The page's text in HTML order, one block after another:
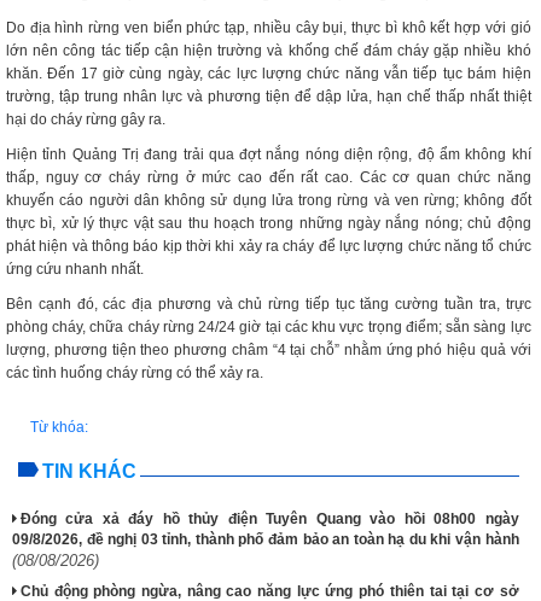
Do địa hình rừng ven biển phức tạp, nhiều cây bụi, thực bì khô kết hợp với gió
lớn nên công tác tiếp cận hiện trường và khống chế đám cháy gặp nhiều khó
khăn. Đến 17 giờ cùng ngày, các lực lượng chức năng vẫn tiếp tục bám hiện
trường, tập trung nhân lực và phương tiện để dập lửa, hạn chế thấp nhất thiệt
hại do cháy rừng gây ra.
Hiện tỉnh Quảng Trị đang trải qua đợt nắng nóng diện rộng, độ ẩm không khí
thấp, nguy cơ cháy rừng ở mức cao đến rất cao. Các cơ quan chức năng
khuyến cáo người dân không sử dụng lửa trong rừng và ven rừng; không đốt
thực bì, xử lý thực vật sau thu hoạch trong những ngày nắng nóng; chủ động
phát hiện và thông báo kịp thời khi xảy ra cháy để lực lượng chức năng tổ chức
ứng cứu nhanh nhất.
Bên cạnh đó, các địa phương và chủ rừng tiếp tục tăng cường tuần tra, trực
phòng cháy, chữa cháy rừng 24/24 giờ tại các khu vực trọng điểm; sẵn sàng lực
lượng, phương tiện theo phương châm “4 tại chỗ” nhằm ứng phó hiệu quả với
các tình huống cháy rừng có thể xảy ra.
Từ khóa:
TIN KHÁC
Đóng cửa xả đáy hồ thủy điện Tuyên Quang vào hồi 08h00 ngày
09/8/2026, đề nghị 03 tỉnh, thành phố đảm bảo an toàn hạ du khi vận hành
(08/08/2026)
Chủ động phòng ngừa, nâng cao năng lực ứng phó thiên tai tại cơ sở